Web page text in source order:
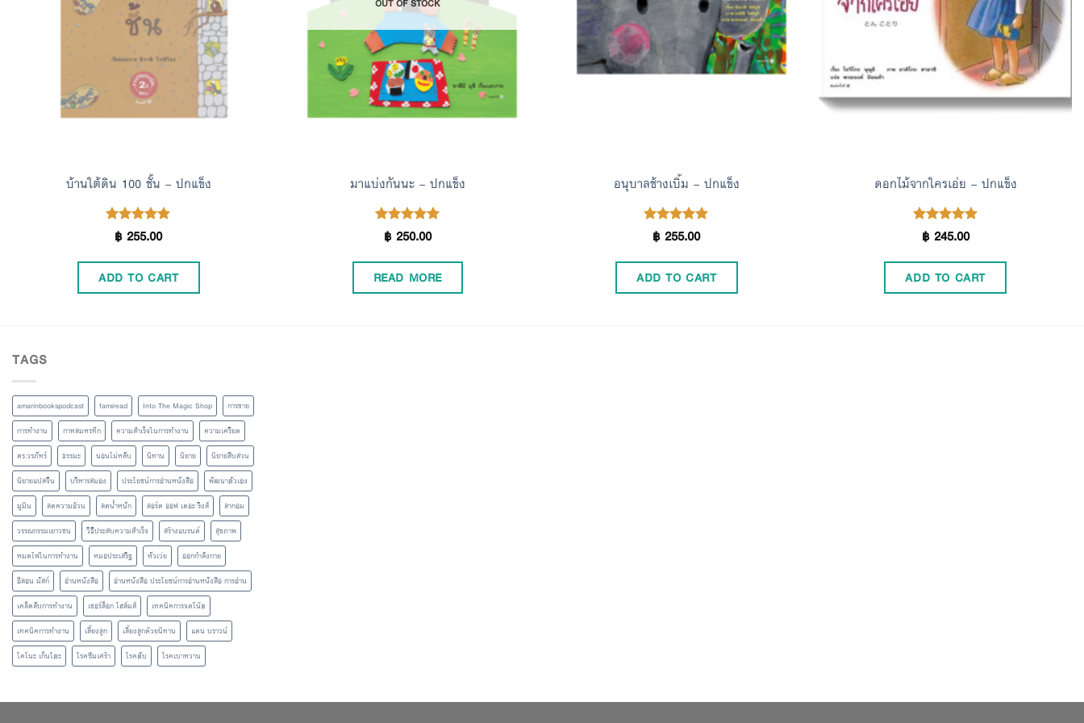
บ้านใต้ดิน 100 ชั้น – ปกแข็ง
Rated5.00
฿255.00
ADD TO CART
OUT OF STOCK
มาแบ่งกันนะ – ปกแข็ง
Rated5.00
฿250.00
READ MORE
อนุบาลช้างเบิ้ม – ปกแข็ง
Rated5.00
฿255.00
ADD TO CART
ดอกไม้จากใครเอ่ย – ปกแข็ง
Rated5.00
฿245.00
ADD TO CART
TAGS
amarinbookspodcast famiread Into The Magic Shop
การขาย
การทำงาน
กาหลมหรทึก ความสำเร็จในการทำงาน
ความเครียด
ดร.วรภัทร์
ธรรมะ นอนไม่หลับ นิทาน นิยาย
นิยายสืบสวน
นิยายแปลจีน
บริหารสมอง ประโยชน์การอ่านหนังสือ
พัฒนาตัวเอง
มูมิน
ลดความอ้วน ลดน้ำหนัก ลอร์ด ออฟ เดอะ ริงส์
ลากอม
วรรณกรรมเยาวชน
วิธีประสบความสำเร็จ สร้างแบรนด์
สุขภาพ
หมดไฟในการทำงาน
หมอประเสริฐ หัวเว่ย
ออกกำลังกาย
อีลอน มัสก์
อ่านหนังสือ
อ่านหนังสือ ประโยชน์การอ่านหนังสือ การอ่าน
เคล็ดลับการทำงาน
เชอร์ล็อก โฮล์มส์
เทคนิคการจดโน้ต
เทคนิคการทำงาน
เลี้ยงลูก เลี้ยงลูกด้วยนิทาน
แดน บราวน์
โคโนะ เก็นโตะ
โรคซึมเศร้า โรคตับ โรคเบาหวาน